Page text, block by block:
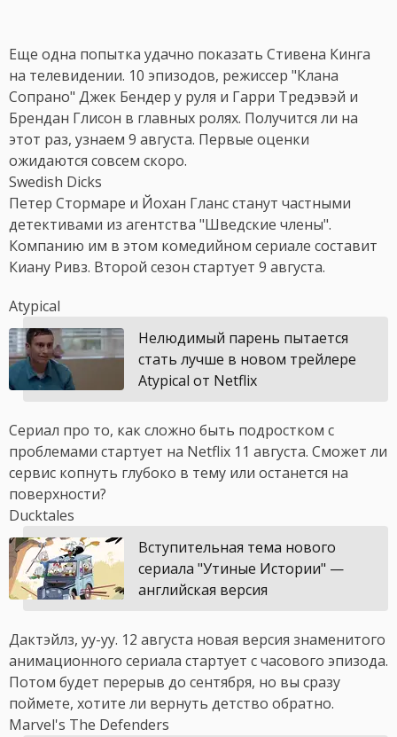
Еще одна попытка удачно показать Стивена Кинга
на телевидении. 10 эпизодов, режиссер "Клана
Сопрано" Джек Бендер у руля и Гарри Тредэвэй и
Брендан Глисон в главных ролях. Получится ли на
этот раз, узнаем 9 августа. Первые оценки
ожидаются совсем скоро.
Swedish Dicks
Петер Стормаре и Йохан Гланс станут частными
детективами из агентства "Шведские члены".
Компанию им в этом комедийном сериале составит
Киану Ривз. Второй сезон стартует 9 августа.
Atypical
Нелюдимый парень пытается
стать лучше в новом трейлере
Atypical от Netflix
Сериал про то, как сложно быть подростком с
проблемами стартует на Netflix 11 августа. Сможет ли
сервис копнуть глубоко в тему или останется на
поверхности?
Ducktales
Вступительная тема нового
сериала "Утиные Истории" —
английская версия
Дактэйлз, уу-уу. 12 августа новая версия знаменитого
анимационного сериала стартует с часового эпизода.
Потом будет перерыв до сентября, но вы сразу
поймете, хотите ли вернуть детство обратно.
Marvel's The Defenders